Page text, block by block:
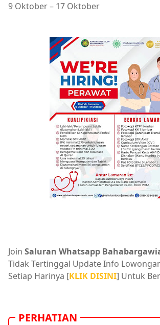
9 Oktober – 17 Oktober
Join Saluran Whatsapp
Tidak Tertinggal Update Info
Setiap Harinya [KLIK DISINI] Untuk
PERHATIAN